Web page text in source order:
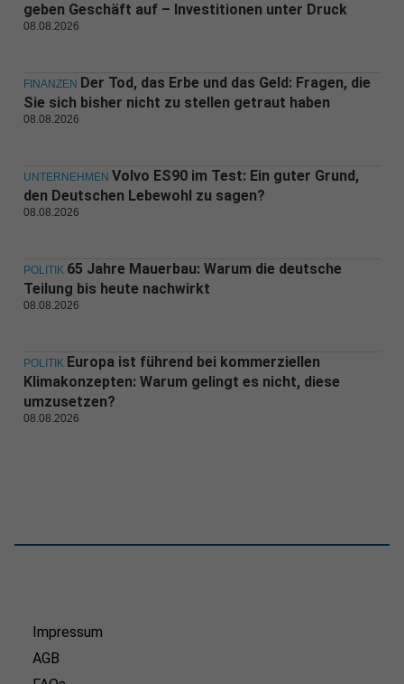
geben Geschäft auf – Investitionen unter Druck
08.08.2026
FINANZEN Der Tod, das Erbe und das Geld: Fragen, die
Sie sich bisher nicht zu stellen getraut haben
08.08.2026
UNTERNEHMEN Volvo ES90 im Test: Ein guter Grund,
den Deutschen Lebewohl zu sagen?
08.08.2026
POLITIK 65 Jahre Mauerbau: Warum die deutsche
Teilung bis heute nachwirkt
08.08.2026
POLITIK Europa ist führend bei kommerziellen
Klimakonzepten: Warum gelingt es nicht, diese
umzusetzen?
08.08.2026
Impressum
AGB